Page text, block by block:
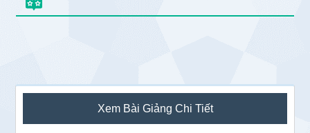
Sidebar
chính
Xem Bài Giảng Chi Tiết